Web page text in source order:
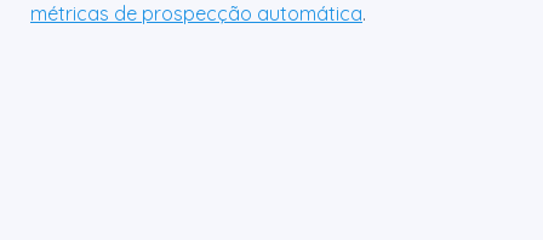
métricas de prospecção automática.